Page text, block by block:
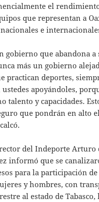
el
que representan a
e
gobierno que abandona a
más un gobierno
practican deportes,
ustedes apoyándoles,
talento y capacidades.
que pondrán en alto
del Indeporte Arturo
informó que se
para la participación de
y hombres, con
al estado de Tabasco,